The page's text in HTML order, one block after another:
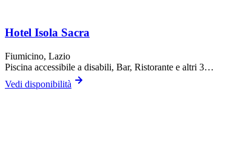
Hotel Isola Sacra
Fiumicino, Lazio
Piscina accessibile a disabili, Bar, Ristorante e altri 3…
Vedi disponibilità